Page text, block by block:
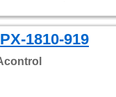
PX-1810-919